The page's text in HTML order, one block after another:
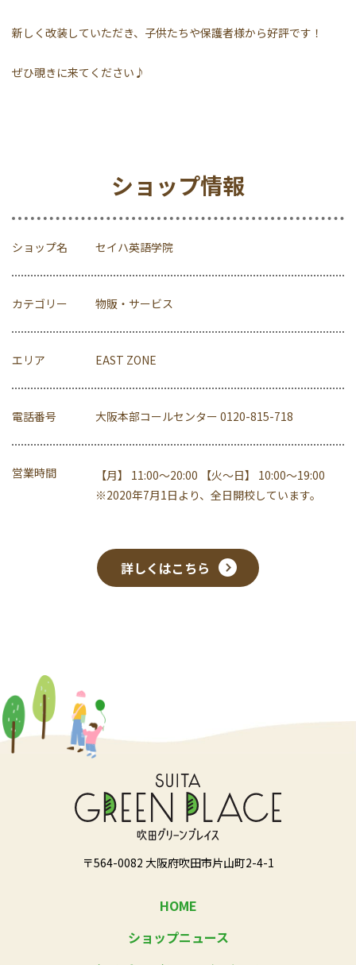
新しく改装していただき、子供たちや保護者様から好評です！
ぜひ覗きに来てください♪
ショップ情報
ショップ名 セイハ英語学院
カテゴリー 物販・サービス
エリア EAST ZONE
電話番号 大阪本部コールセンター 0120-815-718
営業時間
【月】 11:00～20:00 【火～日】 10:00～19:00
※2020年7月1日より、全日開校しています。
詳しくはこちら
〒564-0082 大阪府吹田市片山町2-4-1
HOME
ショップニュース